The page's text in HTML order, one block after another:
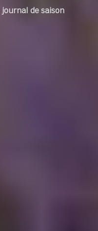
journal de saison